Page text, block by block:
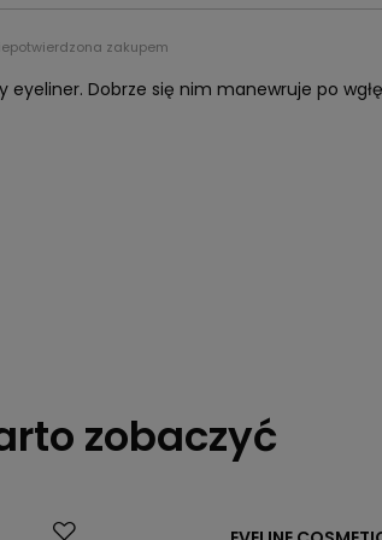
zakupem
eyeliner. Dobrze się nim manewruje po
zobaczyć